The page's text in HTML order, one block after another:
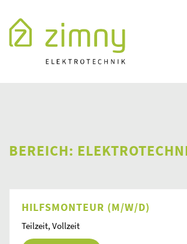
BEREICH:
HILFSMONTEUR (M/W/D)
Teilzeit Vollzeit